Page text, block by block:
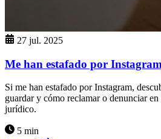
27 jul. 2025
Me han estafado por
Si me han estafado por Instagram,
guardar y cómo reclamar o denunciar
jurídico.
5 min